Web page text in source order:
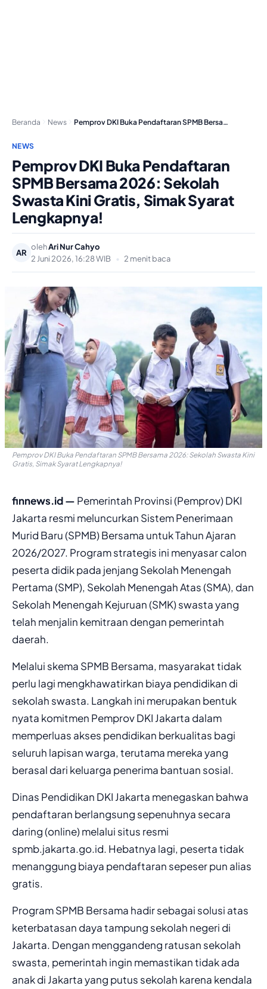
Beranda News Pemprov DKI Buka Pendaftaran SPMB Bersama 2026: Sekolah…
NEWS
Pemprov DKI Buka Pendaftaran
SPMB Bersama 2026: Sekolah
Swasta Kini Gratis, Simak Syarat
Lengkapnya!
AR
olehAri Nur Cahyo
2 Juni 2026, 16:28 WIB
• 2 menit baca
Pemprov DKI Buka Pendaftaran SPMB Bersama 2026: Sekolah Swasta Kini
Gratis, Simak Syarat Lengkapnya!
finnews.id — Pemerintah Provinsi (Pemprov) DKI
Jakarta resmi meluncurkan Sistem Penerimaan
Murid Baru (SPMB) Bersama untuk Tahun Ajaran
2026/2027. Program strategis ini menyasar calon
peserta didik pada jenjang Sekolah Menengah
Pertama (SMP), Sekolah Menengah Atas (SMA), dan
Sekolah Menengah Kejuruan (SMK) swasta yang
telah menjalin kemitraan dengan pemerintah
daerah.
Melalui skema SPMB Bersama, masyarakat tidak
perlu lagi mengkhawatirkan biaya pendidikan di
sekolah swasta. Langkah ini merupakan bentuk
nyata komitmen Pemprov DKI Jakarta dalam
memperluas akses pendidikan berkualitas bagi
seluruh lapisan warga, terutama mereka yang
berasal dari keluarga penerima bantuan sosial.
Dinas Pendidikan DKI Jakarta menegaskan bahwa
pendaftaran berlangsung sepenuhnya secara
daring (online) melalui situs resmi
spmb.jakarta.go.id. Hebatnya lagi, peserta tidak
menanggung biaya pendaftaran sepeser pun alias
gratis.
Program SPMB Bersama hadir sebagai solusi atas
keterbatasan daya tampung sekolah negeri di
Jakarta. Dengan menggandeng ratusan sekolah
swasta, pemerintah ingin memastikan tidak ada
anak di Jakarta yang putus sekolah karena kendala